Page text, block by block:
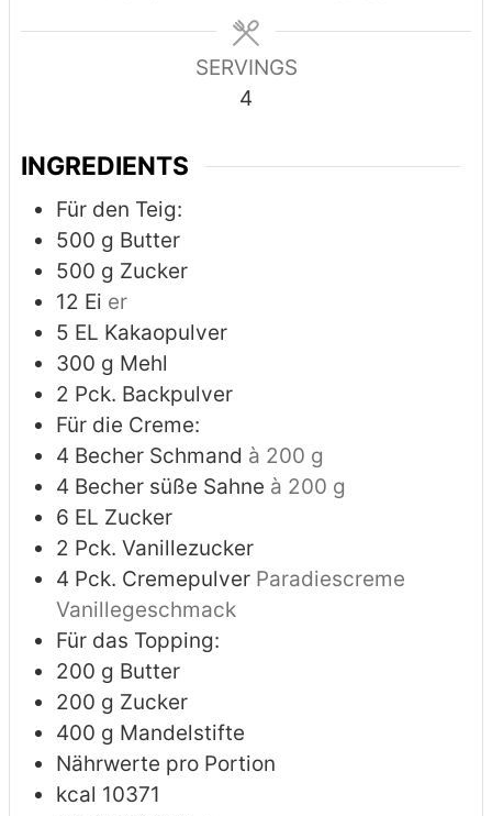
SERVINGS
4
INGREDIENTS
Für den Teig:
500 g Butter
500 g Zucker
12 Ei er
5 EL Kakaopulver
300 g Mehl
2 Pck. Backpulver
Für die Creme:
4 Becher Schmand à 200 g
4 Becher süße Sahne à 200 g
6 EL Zucker
2 Pck. Vanillezucker
4 Pck. Cremepulver Paradiescreme
Vanillegeschmack
Für das Topping:
200 g Butter
200 g Zucker
400 g Mandelstifte
Nährwerte pro Portion
kcal 10371